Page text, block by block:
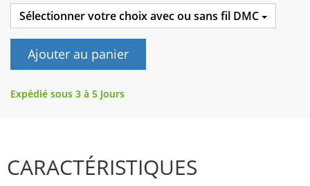
Sélectionner votre choix avec ou sans fil DMC
Ajouter au panier
Expédié sous 3 à 5 Jours
CARACTÉRISTIQUES